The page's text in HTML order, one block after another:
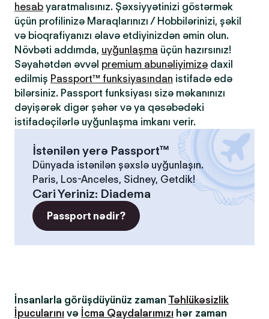
hesab yaratmalısınız. Şəxsiyyətinizi göstərmək
üçün profilinizə Maraqlarınızı / Hobbilərinizi, şəkil
və bioqrafiyanızı əlavə etdiyinizdən əmin olun.
Növbəti addımda, uyğunlaşma üçün hazırsınız!
Səyahətdən əvvəl premium abunəliyimizə daxil
edilmiş Passport™ funksiyasından istifadə edə
bilərsiniz. Passport funksiyası sizə məkanınızı
dəyişərək digər şəhər və ya qəsəbədəki
istifadəçilərlə uyğunlaşma imkanı verir.
İstənilən yerə Passport™
Dünyada istənilən şəxslə uyğunlaşın.
Paris, Los-Anceles, Sidney, Getdik!
Cari Yeriniz: Diadema
Passport nədir?
İnsanlarla görüşdüyünüz zaman Təhlükəsizlik
İpucularını və İcma Qaydalarımızı hər zaman